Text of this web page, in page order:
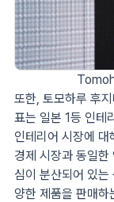
또한, 토모하루 후
표는 일본 1등 인테
인테리어 시장에
경제 시장과 동일
심이 분산되어 있
양한 제품을 판매하